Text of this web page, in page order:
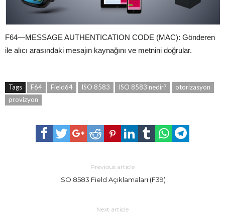
F64—MESSAGE AUTHENTICATION CODE (MAC): Gönderen
ile alıcı arasındaki mesajın kaynağını ve metnini doğrular.
Tags F64 Field64 ISO 8583 ISO 8583 nedir?
otorizasyon
provizyon
Previous article
ISO 8583 Field Açıklamaları (F39)
Next article